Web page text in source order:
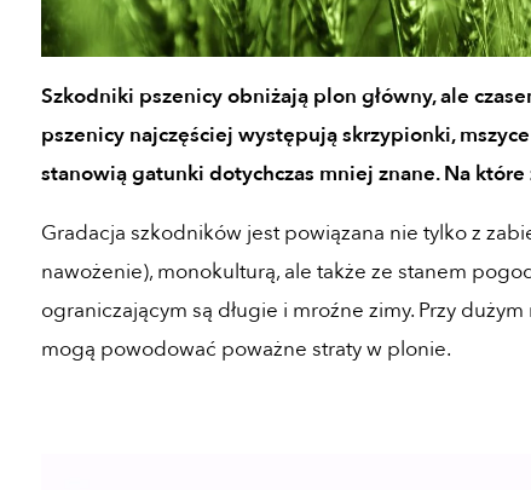
Szkodniki pszenicy obniżają plon główny, ale
pszenicy najczęściej występują skrzypionki,
stanowią gatunki dotychczas mniej znane. Na
Gradacja szkodników jest powiązana nie tylko z
nawożenie), monokulturą, ale także ze stanem
ograniczającym są długie i mroźne zimy. Przy
mogą powodować poważne straty w plonie.